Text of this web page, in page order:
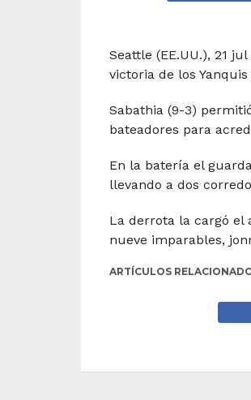
Seattle (EE.UU.), 21
victoria de los
Sabathia (9-3)
bateadores para
En la batería el
llevando a dos
La derrota la cargó el
nueve imparables,
ARTÍCULOS